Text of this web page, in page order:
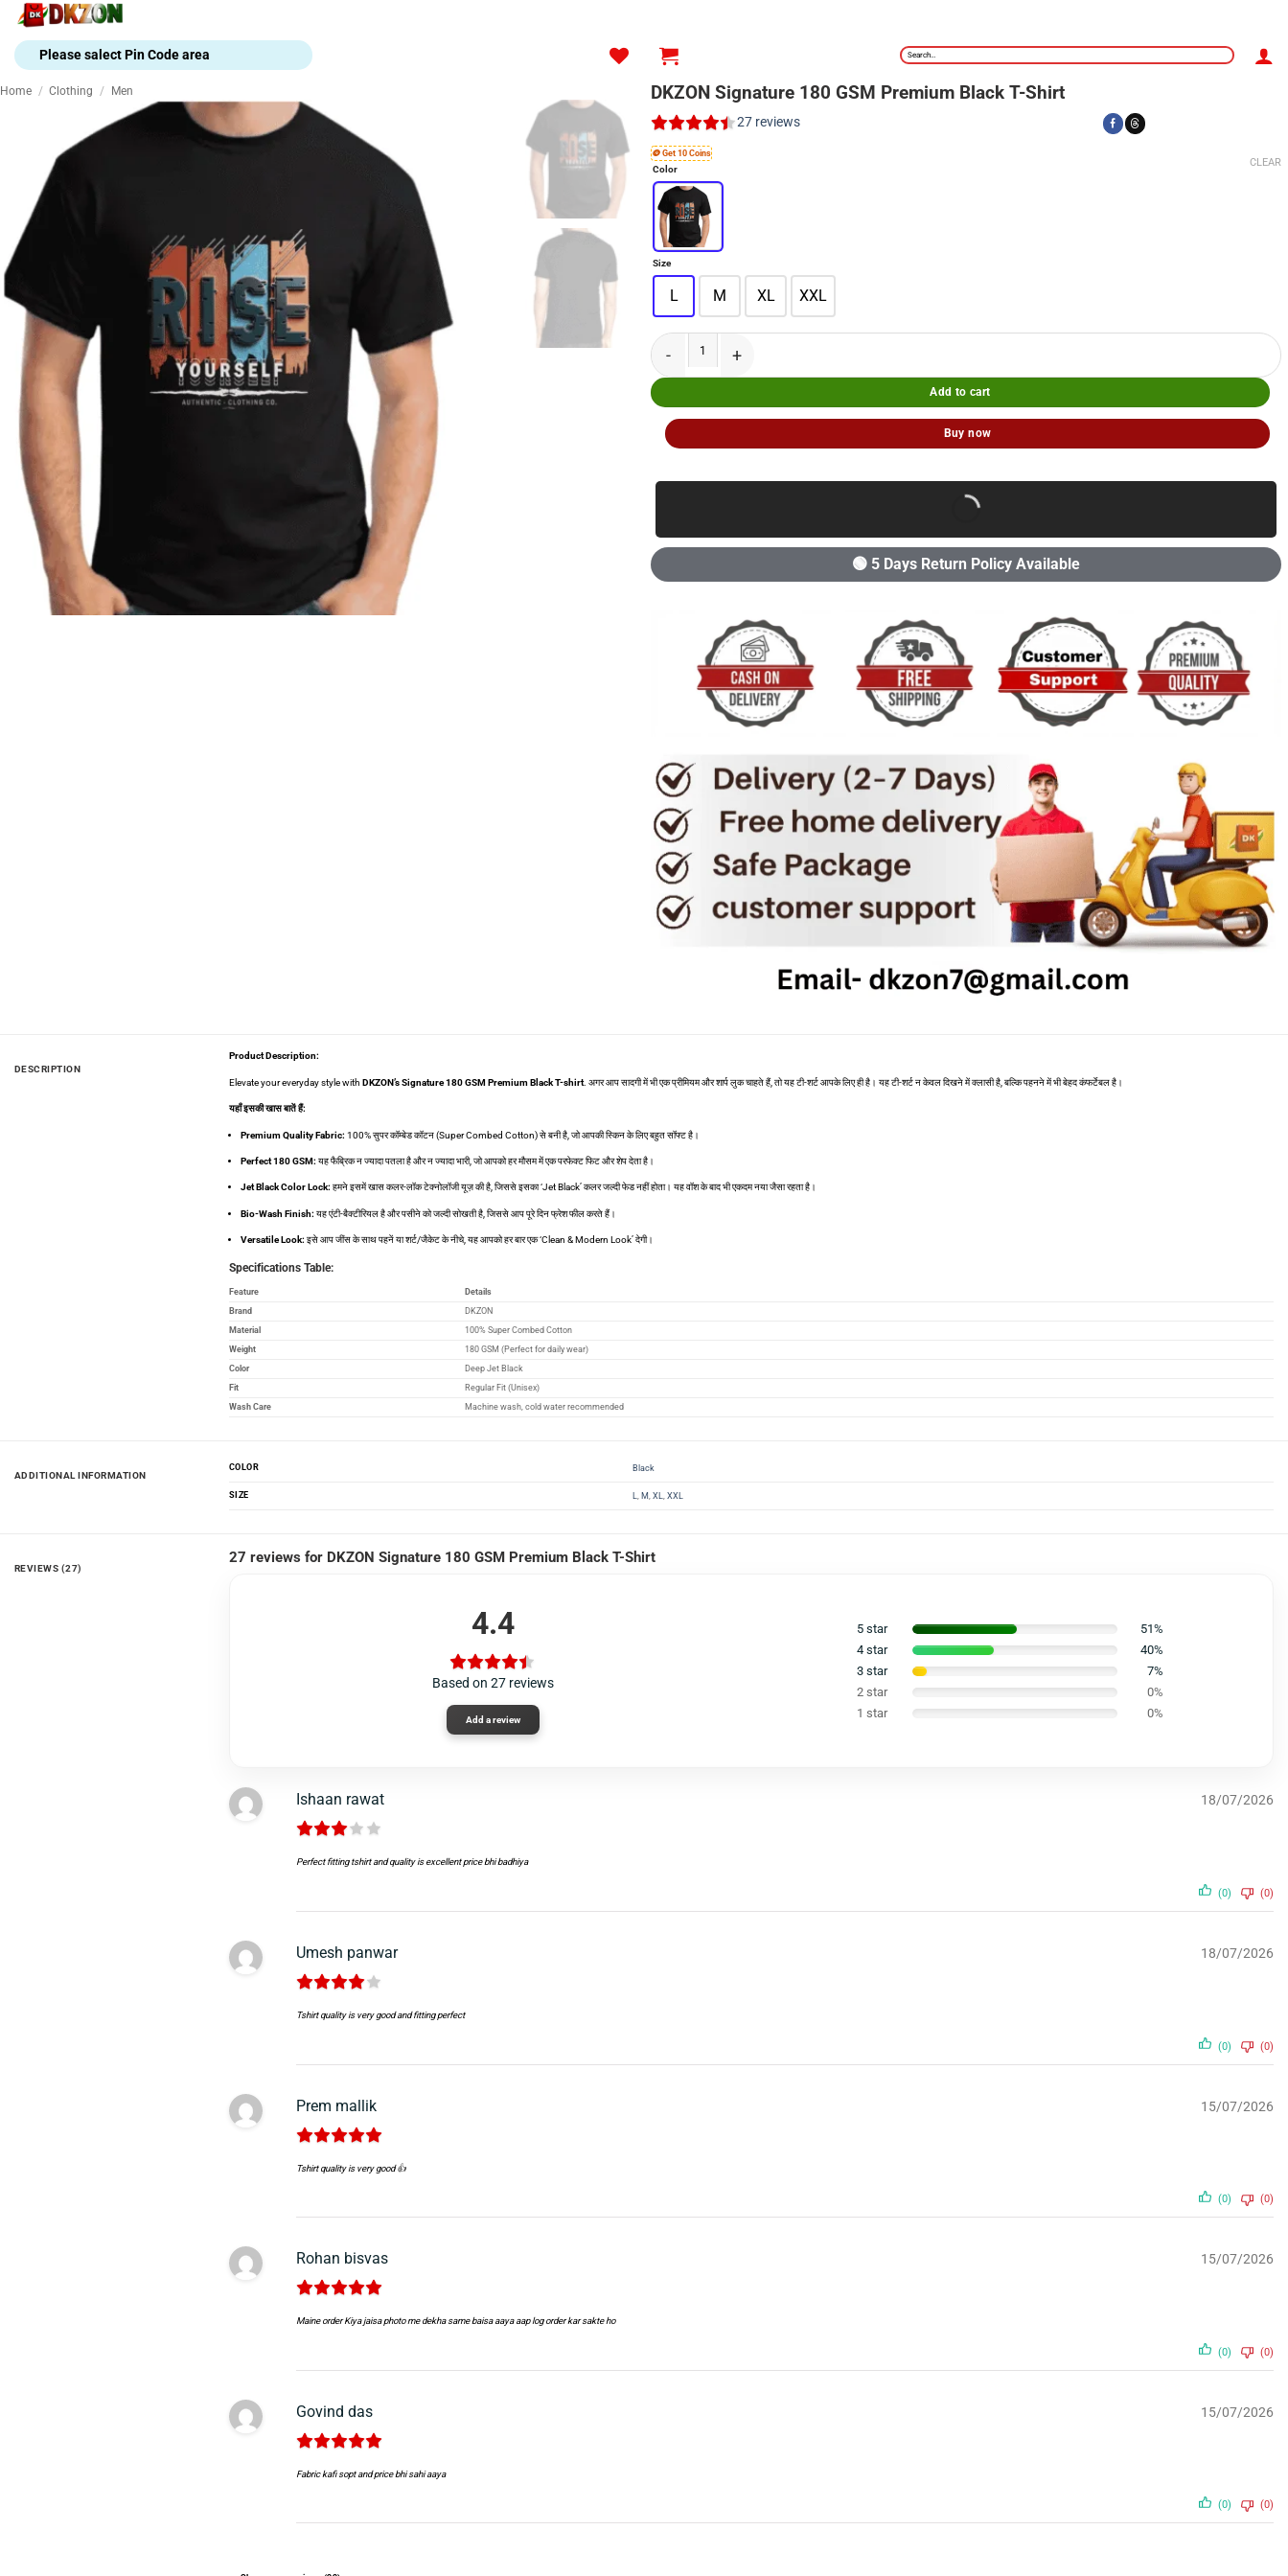
Please salect Pin Code area
Search
for:
Home / Clothing / Men DKZON Signature 180 GSM Premium Black T-Shirt
27 reviews
🪙 Get 10 Coins
Color
Size
L M XL XXL
CLEAR
DKZON Signature 180 GSM Premium Black T-Shirt quantity
Add to cart
Buy now
🟢 5 Days Return Policy Available
DESCRIPTION
Product Description:
Elevate your everyday style with DKZON’s Signature 180 GSM Premium Black T-shirt. अगर आप सादगी में भी एक प्रीमियम और शार्प लुक चाहते हैं, तो यह टी-शर्ट आपके लिए ही है। यह टी-शर्ट न केवल दिखने में क्लासी है, बल्कि पहनने में भी बेहद कंफर्टेबल है।
यहाँ इसकी खास बातें हैं:
Premium Quality Fabric: 100% सुपर कॉम्बेड कॉटन (Super Combed Cotton) से बनी है, जो आपकी स्किन के लिए बहुत सॉफ्ट है।
Perfect 180 GSM: यह फैब्रिक न ज्यादा पतला है और न ज्यादा भारी, जो आपको हर मौसम में एक परफेक्ट फिट और शेप देता है।
Jet Black Color Lock: हमने इसमें खास कलर-लॉक टेक्नोलॉजी यूज़ की है, जिससे इसका ‘Jet Black’ कलर जल्दी फेड नहीं होता। यह वॉश के बाद भी एकदम नया जैसा रहता है।
Bio-Wash Finish: यह एंटी-बैक्टीरियल है और पसीने को जल्दी सोखती है, जिससे आप पूरे दिन फ्रेश फील करते हैं।
Versatile Look: इसे आप जींस के साथ पहनें या शर्ट/जैकेट के नीचे, यह आपको हर बार एक ‘Clean & Modern Look’ देगी।
Specifications Table:
Feature
Details
Brand
DKZON
Material
100% Super Combed Cotton
Weight
180 GSM (Perfect for daily wear)
Color
Deep Jet Black
Fit
Regular Fit (Unisex)
Wash Care
Machine wash, cold water recommended
ADDITIONAL INFORMATION
COLOR Black
SIZE M ,XL ,XXL
REVIEWS (27)
27 reviews for DKZON Signature 180 GSM Premium Black T-Shirt
4.4
Based on 27 reviews
Add a review
5 star
51%
4 star
40%
3 star
7%
2 star
0%
1 star
0%
Ishaan rawat 18/07/2026
Perfect fitting tshirt and quality is excellent price bhi badhiya
(0) (0)
Umesh panwar 18/07/2026
Tshirt quality is very good and fitting perfect
(0) (0)
Prem mallik 15/07/2026
Tshirt quality is very good 👍
(0) (0)
Rohan bisvas 15/07/2026
Maine order Kiya jaisa photo me dekha same baisa aaya aap log order kar sakte ho
(0) (0)
Govind das 15/07/2026
Fabric kafi sopt and price bhi sahi aaya
(0) (0)